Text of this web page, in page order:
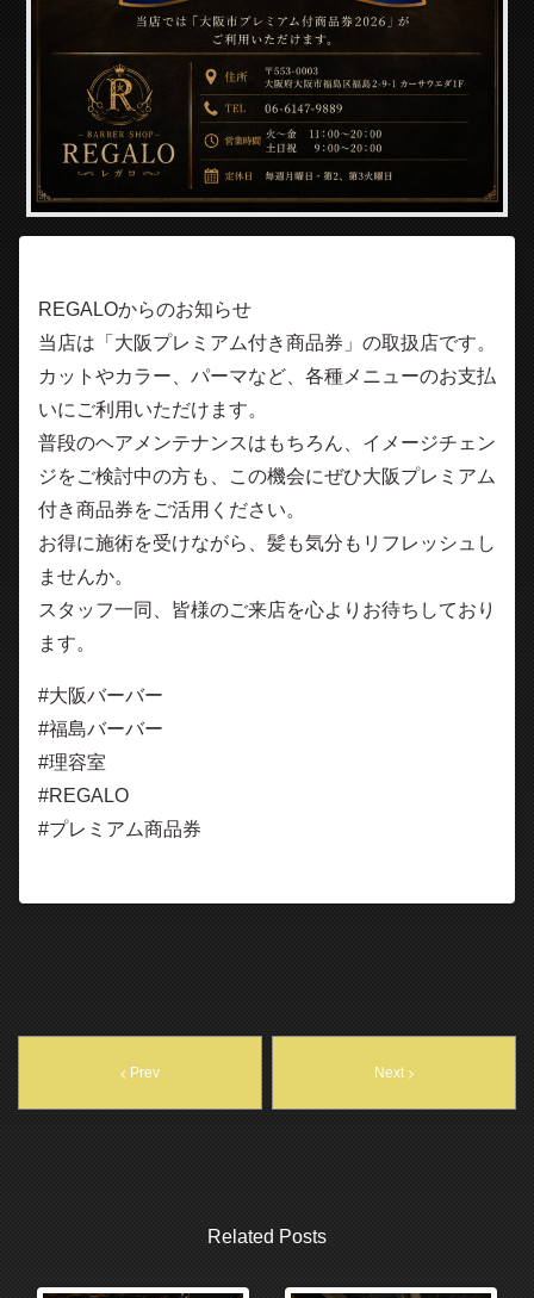
REGALOからのお知らせ
当店は「大阪プレミアム付き商品券」の取扱店です。
カットやカラー、パーマなど、各種メニューのお支払
いにご利用いただけます。
普段のヘアメンテナンスはもちろん、イメージチェン
ジをご検討中の方も、この機会にぜひ大阪プレミアム
付き商品券をご活用ください。
お得に施術を受けながら、髪も気分もリフレッシュし
ませんか。
スタッフ一同、皆様のご来店を心よりお待ちしており
ます。
#大阪バーバー
#福島バーバー
#理容室
#REGALO
#プレミアム商品券
Prev Next
Related Posts